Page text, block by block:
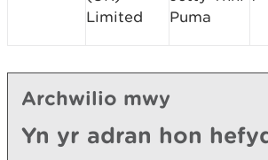
Limited
Puma
Archwilio mwy
Yn yr adran hon